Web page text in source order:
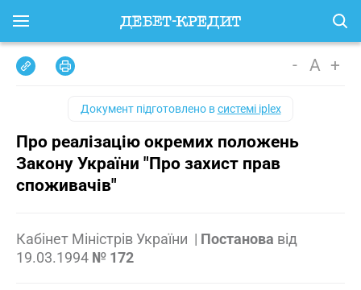
- A +
Документ підготовлено всистемі iplex
Про реалізацію окремих положень
Закону України "Про захист прав
споживачів"
Кабінет Міністрів України | Постанова від
19.03.1994 № 172